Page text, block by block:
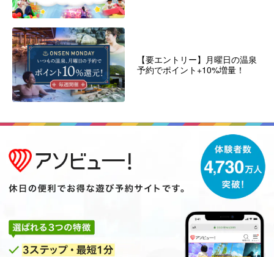
【要エントリー】月曜日の温泉
予約でポイント+10%増量！